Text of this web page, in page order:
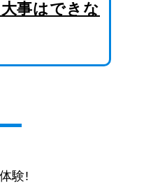
事はできな
験!